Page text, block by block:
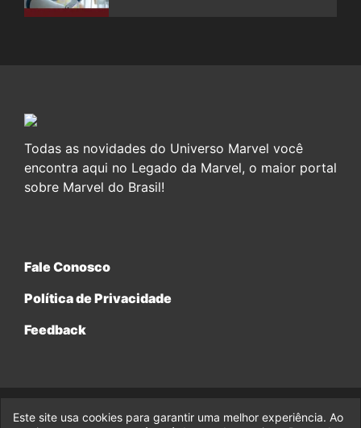
Todas as novidades do Universo Marvel você
encontra aqui no Legado da Marvel, o maior portal
sobre Marvel do Brasil!
Fale Conosco
Política de Privacidade
Feedback
© 2017-2026 Legado da Marvel, uma empresa da Legado
Este site usa cookies para garantir uma melhor experiência. Ao